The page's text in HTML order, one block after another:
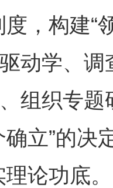
度，构建“
动学、调
组织专
立”的决
论功底。